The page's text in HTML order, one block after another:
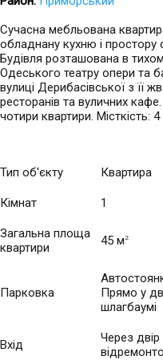
Сучасна мебльована
обладнану кухню і
Будівля розташована в
Одеського театру опери та
вулиці Дерибасівської з її
ресторанів та вуличних
чотири квартири. Місткість:
Тип об'єкту Квартира
Кімнат 1
Загальна площа
квартири
45 м 2
Парковка
Прямо у
шлагбаумі
Вхід
Через